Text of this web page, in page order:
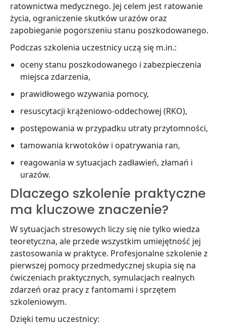
ratownictwa medycznego. Jej celem jest ratowanie
życia, ograniczenie skutków urazów oraz
zapobieganie pogorszeniu stanu poszkodowanego.
Podczas szkolenia uczestnicy uczą się m.in.:
oceny stanu poszkodowanego i zabezpieczenia
miejsca zdarzenia,
prawidłowego wzywania pomocy,
resuscytacji krążeniowo-oddechowej (RKO),
postępowania w przypadku utraty przytomności,
tamowania krwotoków i opatrywania ran,
reagowania w sytuacjach zadławień, złamań i
urazów.
Dlaczego szkolenie praktyczne
ma kluczowe znaczenie?
W sytuacjach stresowych liczy się nie tylko wiedza
teoretyczna, ale przede wszystkim umiejętność jej
zastosowania w praktyce. Profesjonalne szkolenie z
pierwszej pomocy przedmedycznej skupia się na
ćwiczeniach praktycznych, symulacjach realnych
zdarzeń oraz pracy z fantomami i sprzętem
szkoleniowym.
Dzięki temu uczestnicy: